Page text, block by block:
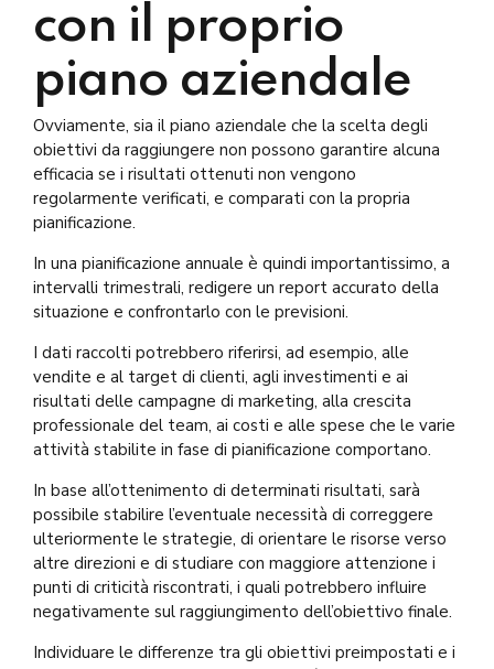
con il proprio
piano aziendale
Ovviamente, sia il piano aziendale che la scelta degli
obiettivi da raggiungere non possono garantire alcuna
efficacia se i risultati ottenuti non vengono
regolarmente verificati, e comparati con la propria
pianificazione.
In una pianificazione annuale è quindi importantissimo, a
intervalli trimestrali, redigere un report accurato della
situazione e confrontarlo con le previsioni.
I dati raccolti potrebbero riferirsi, ad esempio, alle
vendite e al target di clienti, agli investimenti e ai
risultati delle campagne di marketing, alla crescita
professionale del team, ai costi e alle spese che le varie
attività stabilite in fase di pianificazione comportano.
In base all’ottenimento di determinati risultati, sarà
possibile stabilire l’eventuale necessità di correggere
ulteriormente le strategie, di orientare le risorse verso
altre direzioni e di studiare con maggiore attenzione i
punti di criticità riscontrati, i quali potrebbero influire
negativamente sul raggiungimento dell’obiettivo finale.
Individuare le differenze tra gli obiettivi preimpostati e i